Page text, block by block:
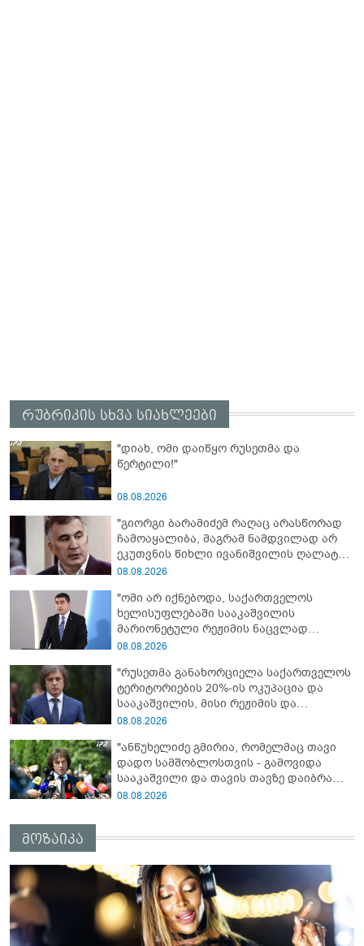
რუბრიკის სხვა სიახლეები
"დიახ, ომი დაიწყო რუსეთმა და
წერტილი!"
08.08.2026
"გიორგი ბარამიძემ რაღაც არასწორად
ჩამოაყალიბა, მაგრამ ნამდვილად არ
ეკუთვნის წიხლი ივანიშვილის ღალატზე
დაფუძნებული დიქტატურის
მსმენია ქართველების მიერ ტყვეების
დახვრეტაზე"
08.08.2026
"ომი არ იქნებოდა, საქართველოს
ხელისუფლებაში სააკაშვილის
მარიონეტული რეჟიმის ნაცვლად
„ქართული ოცნების“ მსგავსი
2008 წლის ომი თუ არ იქნებოდა, დიდი
ალბათობით, არც უკრაინის ომი
იქნებოდა"
08.08.2026
"რუსეთმა განახორციელა საქართველოს
ტერიტორიების 20%-ის ოკუპაცია და
სააკაშვილის, მისი რეჟიმის და
„ნაცმოძრაობის“ ღალატი ვერანაირად
დანაშაული ჩვენი სახელმწიფოს წინაშე"
08.08.2026
"ანწუხელიძე გმირია, რომელმაც თავი
დადო სამშობლოსთვის - გამოვიდა
სააკაშვილი და თავის თავზე დაიბრალა
ანწუხელიძის გმირობა, სამარცხვინო
ამგვარს სთხოვდნენ მას"
08.08.2026
მოზაიკა